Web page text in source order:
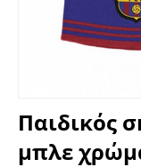
Παιδικός
μπλε